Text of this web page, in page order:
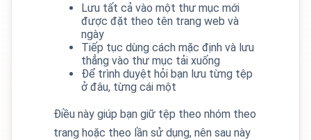
Lưu tất cả vào một thư mục mới
được đặt theo tên trang web và
ngày
Tiếp tục dùng cách mặc định và lưu
thẳng vào thư mục tải xuống
Để trình duyệt hỏi bạn lưu từng tệp
ở đâu, từng cái một
Điều này giúp bạn giữ tệp theo nhóm theo
trang hoặc theo lần sử dụng, nên sau này